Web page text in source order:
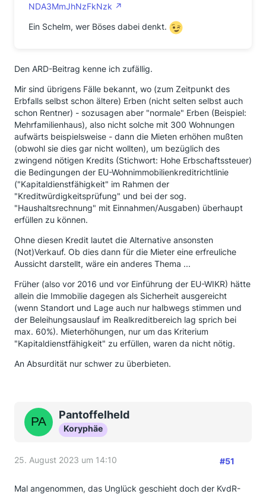
NDA3MmJhNzFkNzk
Ein Schelm, wer Böses dabei denkt.
Den ARD-Beitrag kenne ich zufällig.
Mir sind übrigens Fälle bekannt, wo (zum Zeitpunkt des
Erbfalls selbst schon ältere) Erben (nicht selten selbst auch
schon Rentner) - sozusagen aber "normale" Erben (Beispiel:
Mehrfamilienhaus), also nicht solche mit 300 Wohnungen
aufwärts beispielsweise - dann die Mieten erhöhen mußten
(obwohl sie dies gar nicht wollten), um bezüglich des
zwingend nötigen Kredits (Stichwort: Hohe Erbschaftssteuer)
die Bedingungen der EU-Wohnimmobilienkreditrichtlinie
("Kapitaldienstfähigkeit" im Rahmen der
"Kreditwürdigkeitsprüfung" und bei der sog.
"Haushaltsrechnung" mit Einnahmen/Ausgaben) überhaupt
erfüllen zu können.
Ohne diesen Kredit lautet die Alternative ansonsten
(Not)Verkauf. Ob dies dann für die Mieter eine erfreuliche
Aussicht darstellt, wäre ein anderes Thema ...
Früher (also vor 2016 und vor Einführung der EU-WIKR) hätte
allein die Immobilie dagegen als Sicherheit ausgereicht
(wenn Standort und Lage auch nur halbwegs stimmen und
der Beleihungsauslauf im Realkreditbereich lag sprich bei
max. 60%). Mieterhöhungen, nur um das Kriterium
"Kapitaldienstfähigkeit" zu erfüllen, waren da nicht nötig.
An Absurdität nur schwer zu überbieten.
Pantoffelheld
Koryphäe
25. August 2023 um 14:10 #51
Mal angenommen, das Unglück geschieht doch der KvdR-